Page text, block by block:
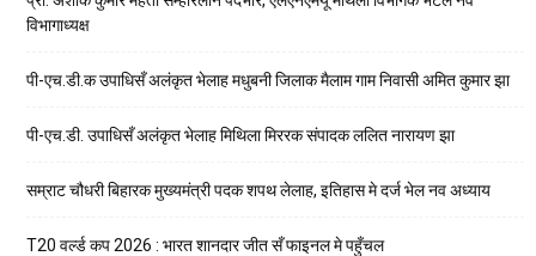
विभागाध्यक्ष
पी-एच.डी.क उपाधिसँ अलंकृत भेलाह मधुबनी जिलाक मैलाम गाम निवासी अमित कुमार झा
पी-एच.डी. उपाधिसँ अलंकृत भेलाह मिथिला मिररक संपादक ललित नारायण झा
सम्राट चौधरी बिहारक मुख्यमंत्री पदक शपथ लेलाह, इतिहास मे दर्ज भेल नव अध्याय
T20 वर्ल्ड कप 2026 : भारत शानदार जीत सँ फाइनल मे पहुँचल